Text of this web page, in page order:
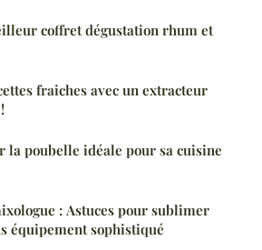
coffret dégustation rhum et
fraiches avec un extracteur
la poubelle idéale pour sa cuisine
: Astuces pour sublimer
équipement sophistiqué